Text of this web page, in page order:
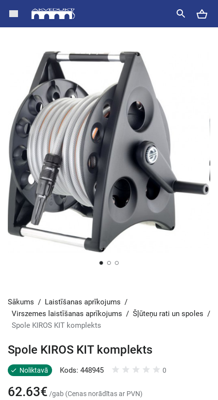
Sākums / Laistīšanas aprīkojums /
Virszemes laistīšanas aprīkojums / Šļūteņu rati un spoles /
Spole KIROS KIT komplekts
Spole KIROS KIT komplekts
Noliktavā Kods: 448945 0
62.63€ /gab (Cenas norādītas ar PVN)